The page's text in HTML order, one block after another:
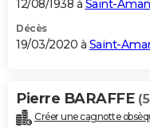
12/08/1938 à Saint-
Décès
19/03/2020 à Saint-
Pierre BARAFFE
Créer une cagnotte